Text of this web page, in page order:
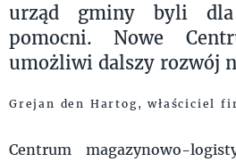
urząd gminy byli
pomocni. Nowe
umożliwi dalszy rozwój
Grejan den Hartog, właściciel
Centrum magazynowo-